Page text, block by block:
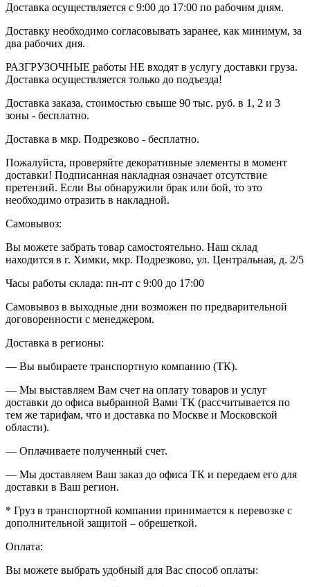
Доставка осуществляется с 9:00 до 17:00 по рабочим дням.
Доставку необходимо согласовывать заранее, как минимум, за
два рабочих дня.
РАЗГРУЗОЧНЫЕ работы НЕ входят в услугу доставки груза.
Доставка осуществляется только до подъезда!
Доставка заказа, стоимостью свыше 90 тыс. руб. в 1, 2 и 3
зоны - бесплатно.
Доставка в мкр. Подрезково - бесплатно.
Пожалуйста, проверяйте декоративные элементы в момент
доставки! Подписанная накладная означает отсутствие
претензий. Если Вы обнаружили брак или бой, то это
необходимо отразить в накладной.
Самовывоз:
Вы можете забрать товар самостоятельно. Наш склад
находится в г. Химки, мкр. Подрезково, ул. Центральная, д. 2/5
Часы работы склада: пн-пт с 9:00 до 17:00
Самовывоз в выходные дни возможен по предварительной
договоренности с менеджером.
Доставка в регионы:
— Вы выбираете транспортную компанию (ТК).
— Мы выставляем Вам счет на оплату товаров и услуг
доставки до офиса выбранной Вами ТК (рассчитывается по
тем же тарифам, что и доставка по Москве и Московской
области).
— Оплачиваете полученный счет.
— Мы доставляем Ваш заказ до офиса ТК и передаем его для
доставки в Ваш регион.
* Груз в транспортной компании принимается к перевозке с
дополнительной защитой – обрешеткой.
Оплата:
Вы можете выбрать удобный для Вас способ оплаты: